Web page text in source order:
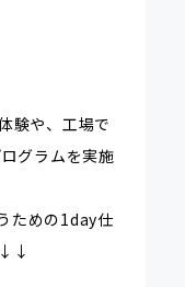
験や、工場で
グラムを実施
ための1day仕